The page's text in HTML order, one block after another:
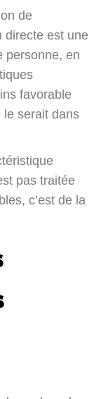
de
directe est une
personne, en
favorable
le serait dans
pas traitée
c’est de la